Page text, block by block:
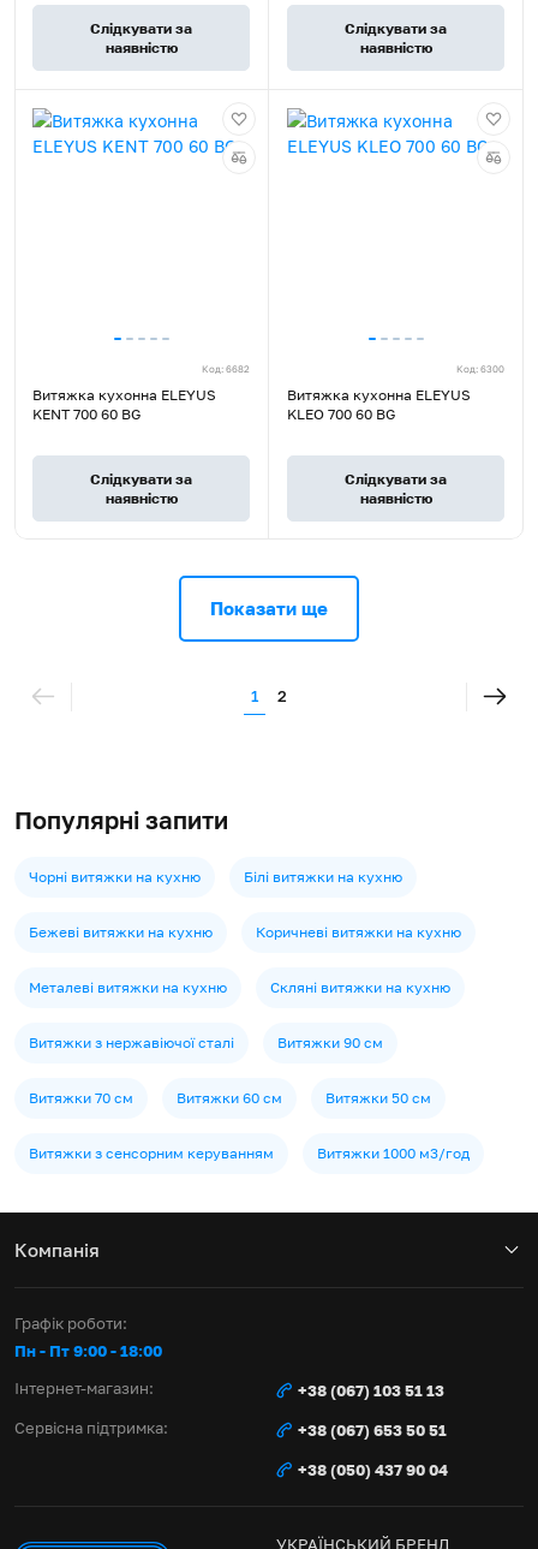
Слідкувати за
наявністю
Слідкувати за
наявністю
Код: 6682
Витяжка кухонна ELEYUS
KENT 700 60 BG
Слідкувати за
наявністю
Код: 6300
Витяжка кухонна ELEYUS
KLEO 700 60 BG
Слідкувати за
наявністю
Показати ще
1 2
Популярні запити
Чорні витяжки на кухню Білі витяжки на кухню
Бежеві витяжки на кухню Коричневі витяжки на кухню
Металеві витяжки на кухню Скляні витяжки на кухню
Витяжки з нержавіючої сталі Витяжки 90 см
Витяжки 70 см Витяжки 60 см Витяжки 50 см
Витяжки з сенсорним керуванням Витяжки 1000 м3/год
Компанія
Графік роботи:
Пн - Пт 9:00 - 18:00
Інтернет-магазин:
+38 (067) 103 51 13
Сервісна підтримка:
+38 (067) 653 50 51
+38 (050) 437 90 04
УКРАЇНСЬКИЙ БРЕНД